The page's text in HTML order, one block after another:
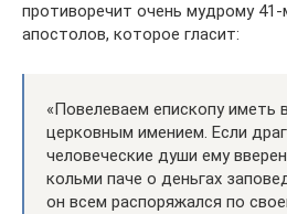
противоречит очень мудрому
апостолов, которое гласит:
«Повелеваем епископу иметь
церковным имением. Если
человеческие души ему
кольми паче о деньгах
он всем распоряжался по